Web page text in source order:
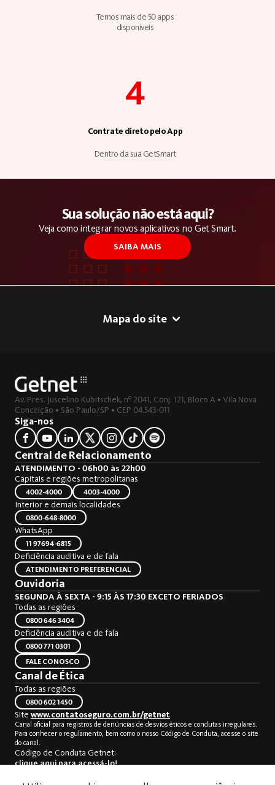
Temos mais de 50 apps
disponíveis
4
Contrate direto pelo App
Dentro da sua GetSmart
Sua solução não está aqui?
Veja como integrar novos aplicativos no Get Smart.
SAIBA MAIS
Mapa do site
Av. Pres. Juscelino Kubitschek, nº 2041, Conj. 121, Bloco A • Vila Nova
Conceição • São Paulo/SP • CEP 04.543-011
Siga-nos
Central de Relacionamento
ATENDIMENTO - 06h00 às 22h00
Capitais e regiões metropolitanas
4002-4000 4003-4000
Interior e demais localidades
0800-648-8000
WhatsApp
11 97694-6815
Deficiência auditiva e de fala
ATENDIMENTO PREFERENCIAL
Ouvidoria
SEGUNDA À SEXTA - 9:15 ÀS 17:30 EXCETO FERIADOS
Todas as regiões
0800 646 3404
Deficiência auditiva e de fala
0800 771 0301
FALE CONOSCO
Canal de Ética
Todas as regiões
0800 602 1450
Site www.contatoseguro.com.br/getnet
Canal oficial para registros de denúncias de desvios éticos e condutas irregulares.
Para conhecer o regulamento, bem como o nosso Código de Conduta, acesse o site
do canal.
Código de Conduta Getnet:
clique aqui para acessá-lo!